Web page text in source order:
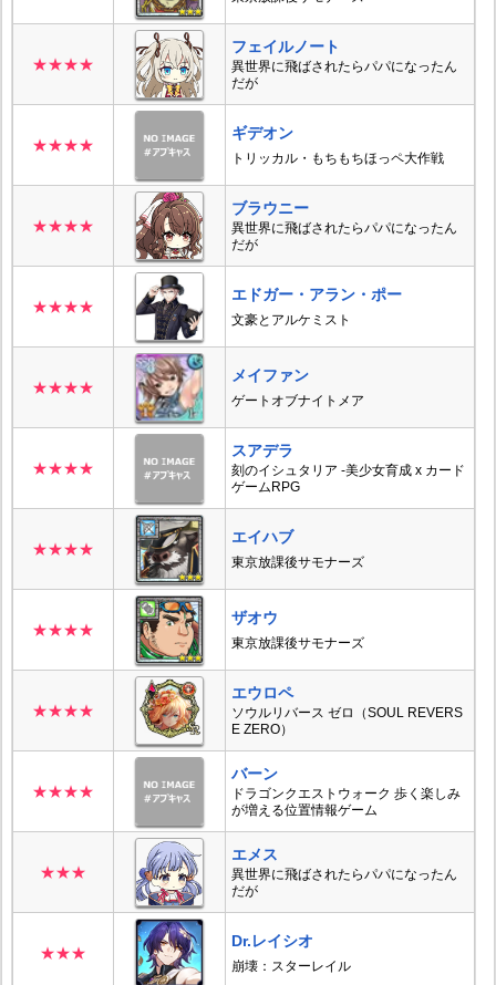
★★★★
フェイルノート
異世界に飛ばされたらパパになったん
だが
★★★★
ギデオン
トリッカル・もちもちほっペ大作戦
★★★★
ブラウニー
異世界に飛ばされたらパパになったん
だが
★★★★
エドガー・アラン・ポー
文豪とアルケミスト
★★★★
メイファン
ゲートオブナイトメア
★★★★
スアデラ
刻のイシュタリア -美少女育成 x カード
ゲームRPG
★★★★
エイハブ
東京放課後サモナーズ
★★★★
ザオウ
東京放課後サモナーズ
★★★★
エウロペ
ソウルリバース ゼロ（SOUL REVERS
E ZERO）
★★★★
バーン
ドラゴンクエストウォーク 歩く楽しみ
が増える位置情報ゲーム
★★★
エメス
異世界に飛ばされたらパパになったん
だが
★★★
Dr.レイシオ
崩壊：スターレイル